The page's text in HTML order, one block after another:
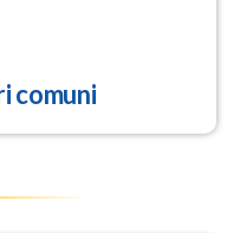
comuni